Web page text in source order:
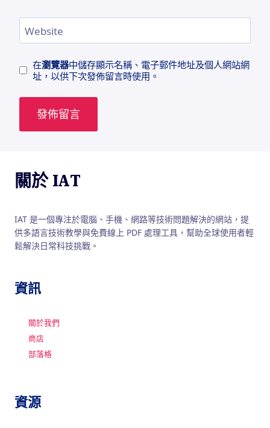
Website
在瀏覽器中儲存顯示名稱、電子郵件地址及個人網站網
址，以供下次發佈留言時使用。
關於 IAT
IAT 是一個專注於電腦、手機、網路等技術問題解決的網站，提
供多語言技術教學與免費線上 PDF 處理工具，幫助全球使用者輕
鬆解決日常科技挑戰。
資訊
關於我們
商店
部落格
資源